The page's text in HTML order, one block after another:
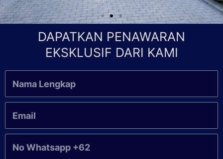
DAPATKAN PENAWARAN
EKSKLUSIF DARI KAMI